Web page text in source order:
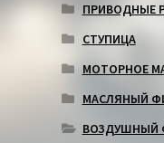
ПРИВОДНЫЕ
СТУПИЦА
МОТОРНОЕ
МАСЛЯНЫЙ
ВОЗДУШНЫЙ